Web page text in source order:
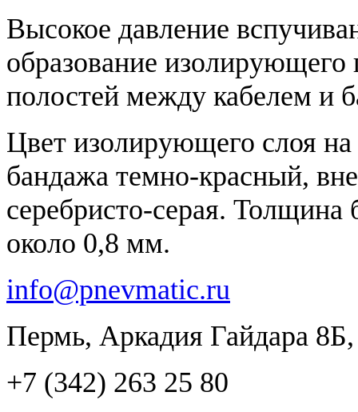
Высокое давление
образование изолирующего
полостей между кабелем и
Цвет изолирующего слоя на
бандажа темно-красный,
серебристо-серая. Толщина
около 0,8 мм.
info@pnevmatic.ru
Пермь, Аркадия Гайдара
+7 (342) 263 25 80